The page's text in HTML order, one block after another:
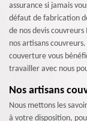
assurance si jamais
défaut de fabrication
de nos devis
nos artisans
couverture vous
travailler avec nous
Nos artisans
Nous mettons les
à votre disposition,